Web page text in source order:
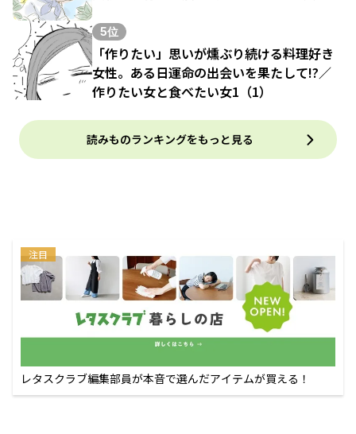
5位
「作りたい」思いが燻ぶり続ける料理好き
女性。ある日運命の出会いを果たして!?／
作りたい女と食べたい女1（1）
読みものランキングをもっと見る
注目
レタスクラブ編集部員が本音で選んだアイテムが買える！